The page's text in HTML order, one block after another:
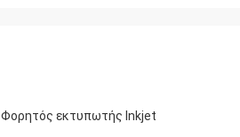
Φορητός εκτυπωτής Inkjet